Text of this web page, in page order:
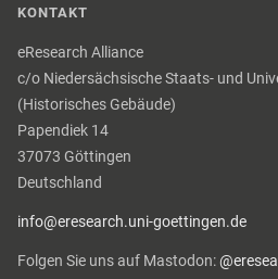
KONTAKT
eResearch Alliance
c/o Niedersächsische Staats- und
(Historisches Gebäude)
Papendiek 14
37073 Göttingen
Deutschland
info@eresearch.uni-goettingen.de
Folgen Sie uns auf Mastodon: